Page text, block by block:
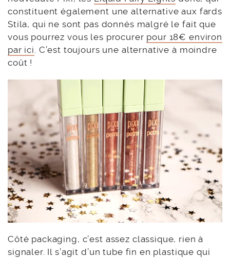
constituent également une alternative aux fards
Stila, qui ne sont pas donnés malgré le fait que
vous pourrez vous les procurer pour 18€ environ
par ici. C’est toujours une alternative à moindre
coût !
Côté packaging, c’est assez classique, rien à
signaler. Il s’agit d’un tube fin en plastique qui